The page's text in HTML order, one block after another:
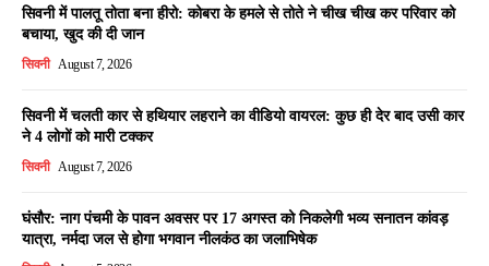
सिवनी में पालतू तोता बना हीरो: कोबरा के हमले से तोते ने चीख चीख कर परिवार को
बचाया, खुद की दी जान
सिवनी August 7, 2026
सिवनी में चलती कार से हथियार लहराने का वीडियो वायरल: कुछ ही देर बाद उसी कार
ने 4 लोगों को मारी टक्कर
सिवनी August 7, 2026
घंसौर: नाग पंचमी के पावन अवसर पर 17 अगस्त को निकलेगी भव्य सनातन कांवड़
यात्रा, नर्मदा जल से होगा भगवान नीलकंठ का जलाभिषेक